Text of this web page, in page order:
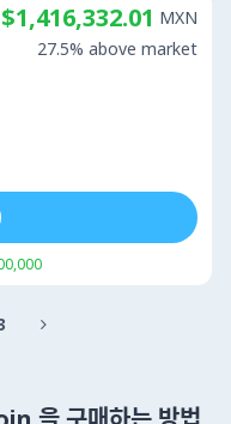
$1,416,332.01 MXN
27.5% above market
